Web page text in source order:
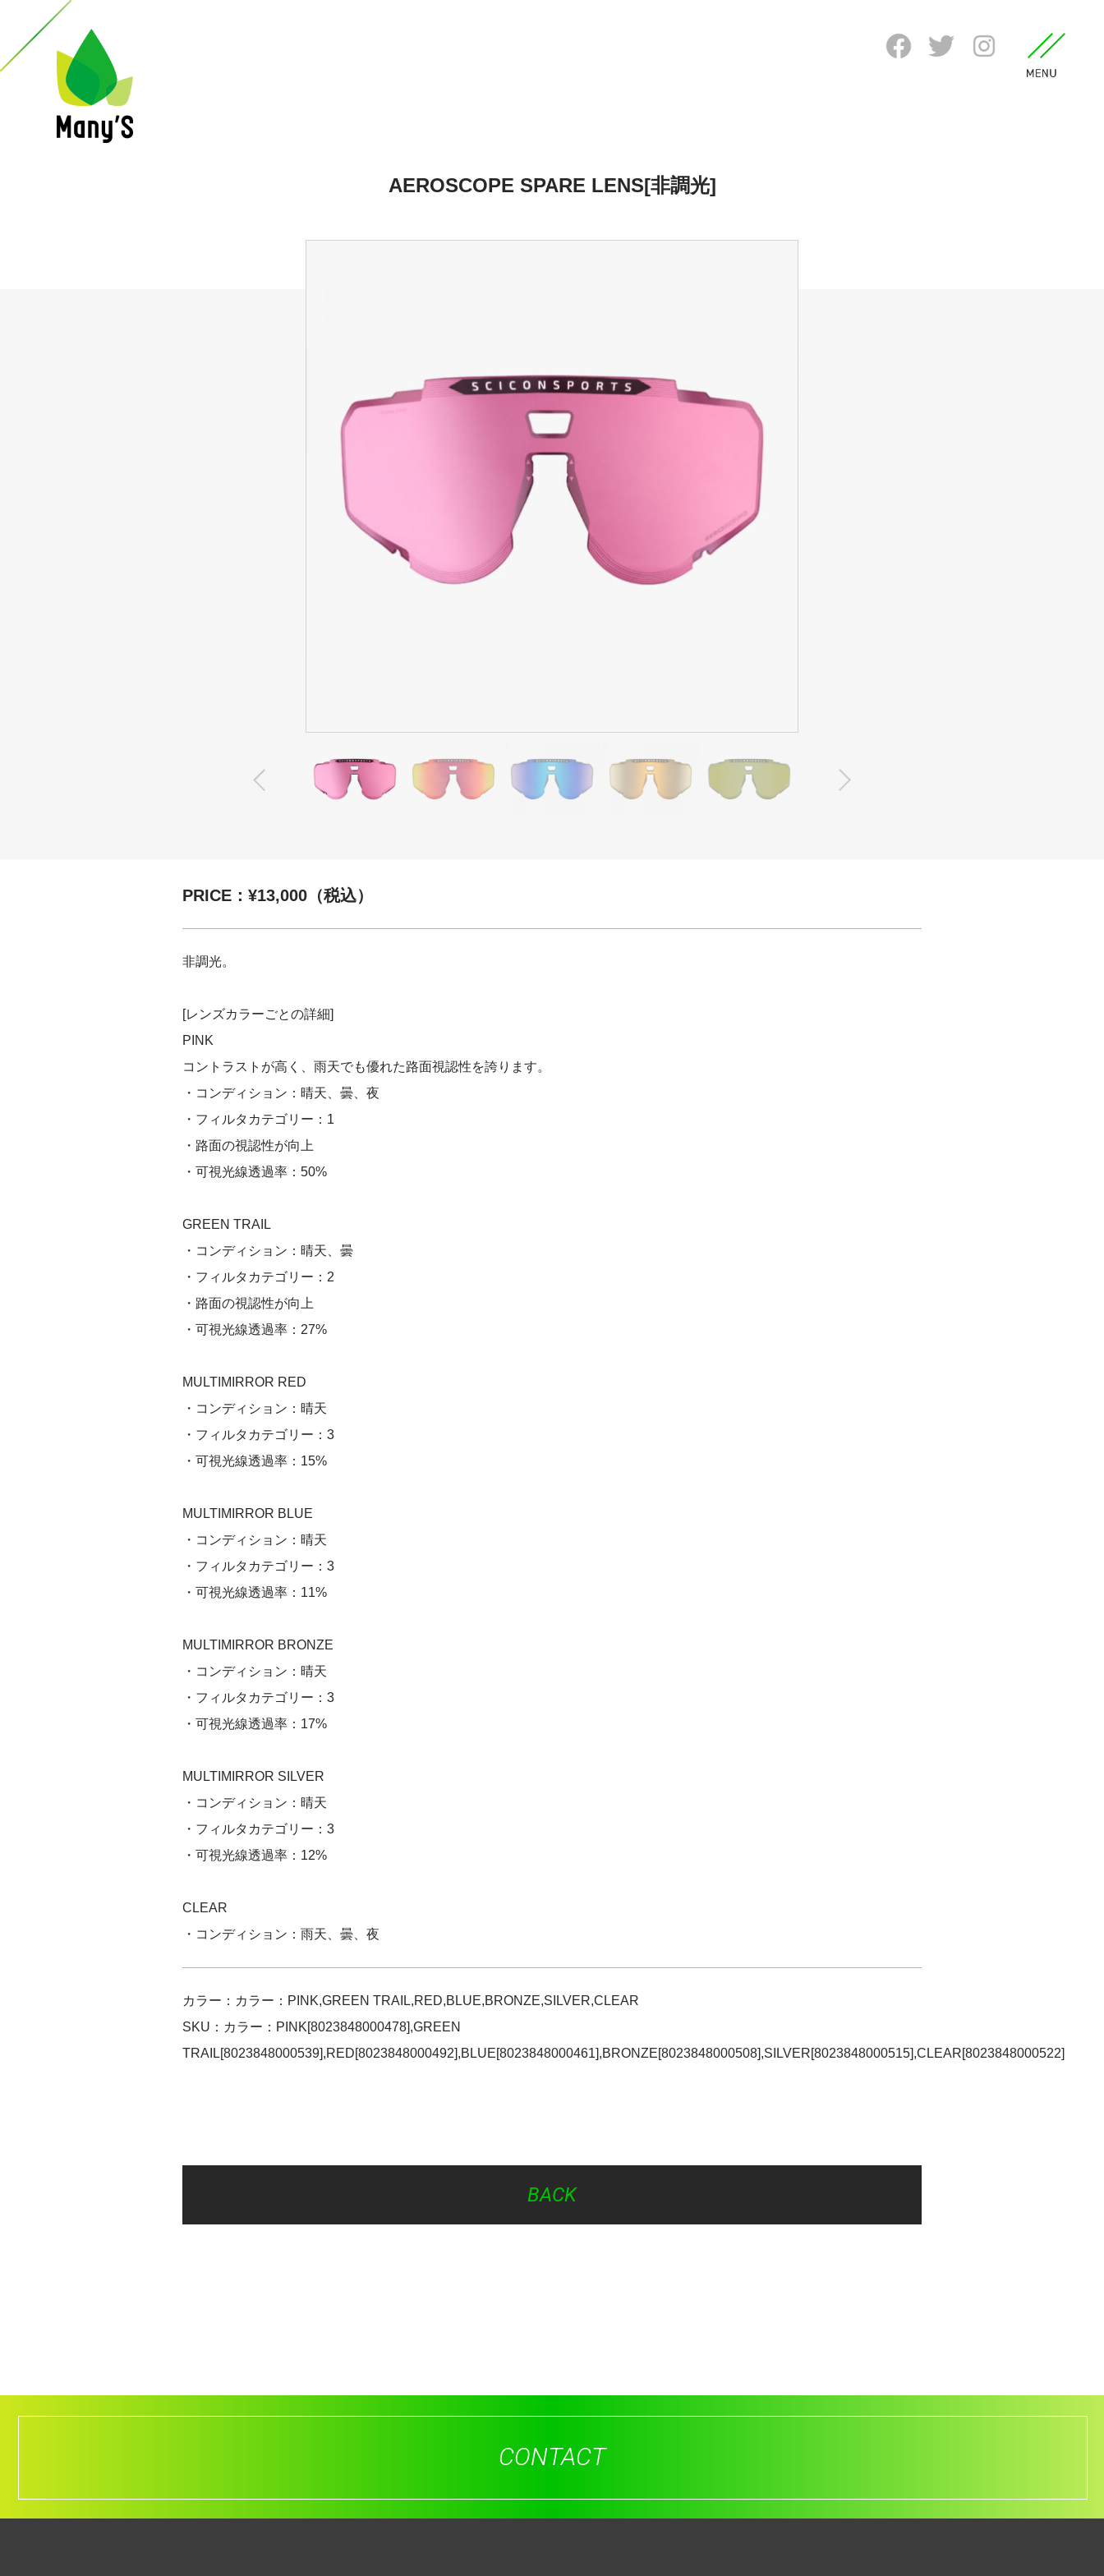
AEROSCOPE SPARE LENS[非調光]
PRICE：¥13,000（税込）
非調光。
[レンズカラーごとの詳細]
PINK
コントラストが高く、雨天でも優れた路面視認性を誇ります。
・コンディション：晴天、曇、夜
・フィルタカテゴリー：1
・路面の視認性が向上
・可視光線透過率：50%
GREEN TRAIL
・コンディション：晴天、曇
・フィルタカテゴリー：2
・路面の視認性が向上
・可視光線透過率：27%
MULTIMIRROR RED
・コンディション：晴天
・フィルタカテゴリー：3
・可視光線透過率：15%
MULTIMIRROR BLUE
・コンディション：晴天
・フィルタカテゴリー：3
・可視光線透過率：11%
MULTIMIRROR BRONZE
・コンディション：晴天
・フィルタカテゴリー：3
・可視光線透過率：17%
MULTIMIRROR SILVER
・コンディション：晴天
・フィルタカテゴリー：3
・可視光線透過率：12%
CLEAR
・コンディション：雨天、曇、夜
カラー：カラー：PINK,GREEN TRAIL,RED,BLUE,BRONZE,SILVER,CLEAR
SKU：カラー：PINK[8023848000478],GREEN
TRAIL[8023848000539],RED[8023848000492],BLUE[8023848000461],BRONZE[8023848000508],SILVER[8023848000515],CLEAR[8023848000522]
BACK
CONTACT